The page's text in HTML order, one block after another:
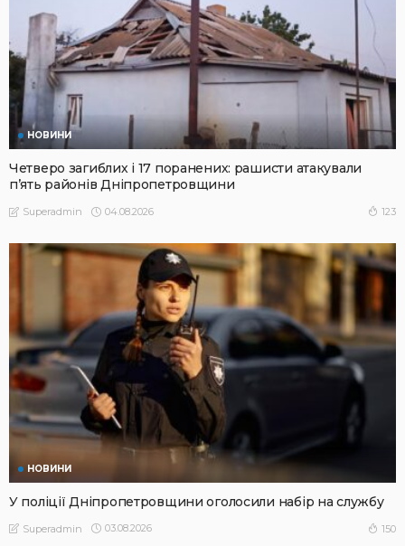
НОВИНИ
Четверо загиблих і 17 поранених: рашисти атакували
п’ять районів Дніпропетровщини
Superadmin 04.08.2026 123
НОВИНИ
У поліції Дніпропетровщини оголосили набір на службу
Superadmin 03.08.2026 150